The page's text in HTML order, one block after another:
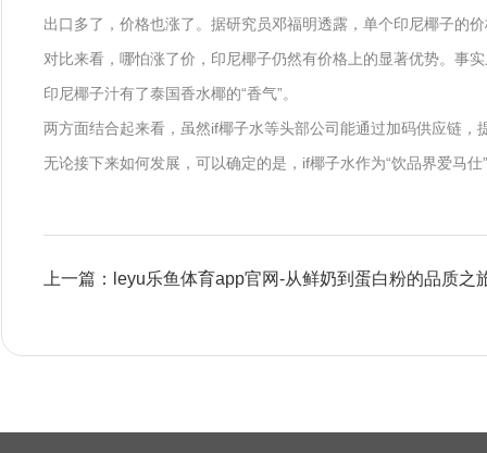
出口多了，价格也涨了。据研究员邓福明透露，单个印尼椰子的
对比来看，哪怕涨了价，印尼椰子仍然有价格上的显著优势。事
印尼椰子汁有了泰国香水椰的“香气”。
两方面结合起来看，虽然if椰子水等头部公司能通过加码供应链
无论接下来如何发展，可以确定的是，if椰子水作为“饮品界爱马
上一篇：leyu乐鱼体育app官网-从鲜奶到蛋白粉的品质